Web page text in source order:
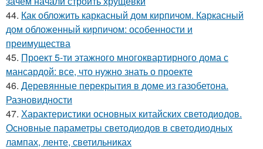
44. Как обложить каркасный дом кирпичом. Каркасный
дом обложенный кирпичом: особенности и
преимущества
45. Проект 5-ти этажного многоквартирного дома с
мансардой: все, что нужно знать о проекте
46. Деревянные перекрытия в доме из газобетона.
Разновидности
47. Характеристики основных китайских светодиодов.
Основные параметры светодиодов в светодиодных
лампах, ленте, светильниках